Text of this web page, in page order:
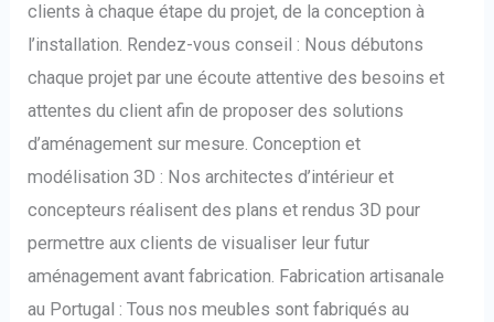
clients à chaque étape du projet, de la conception à
l’installation. Rendez-vous conseil : Nous débutons
chaque projet par une écoute attentive des besoins et
attentes du client afin de proposer des solutions
d’aménagement sur mesure. Conception et
modélisation 3D : Nos architectes d’intérieur et
concepteurs réalisent des plans et rendus 3D pour
permettre aux clients de visualiser leur futur
aménagement avant fabrication. Fabrication artisanale
au Portugal : Tous nos meubles sont fabriqués au